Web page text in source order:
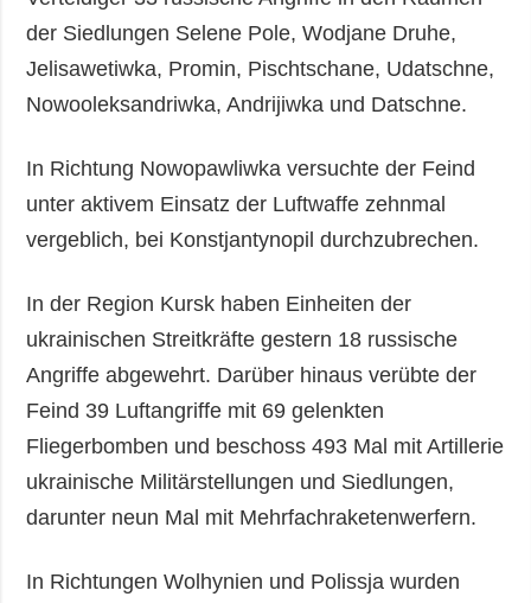
der Siedlungen Selene Pole, Wodjane Druhe,
Jelisawetiwka, Promin, Pischtschane, Udatschne,
Nowooleksandriwka, Andrijiwka und Datschne.
In Richtung Nowopawliwka versuchte der Feind
unter aktivem Einsatz der Luftwaffe zehnmal
vergeblich, bei Konstjantynopil durchzubrechen.
In der Region Kursk haben Einheiten der
ukrainischen Streitkräfte gestern 18 russische
Angriffe abgewehrt. Darüber hinaus verübte der
Feind 39 Luftangriffe mit 69 gelenkten
Fliegerbomben und beschoss 493 Mal mit Artillerie
ukrainische Militärstellungen und Siedlungen,
darunter neun Mal mit Mehrfachraketenwerfern.
In Richtungen Wolhynien und Polissja wurden